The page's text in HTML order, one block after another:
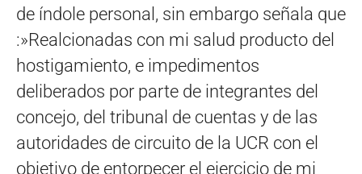
de índole personal, sin embargo señala que
:»Realcionadas con mi salud producto del
hostigamiento, e impedimentos
deliberados por parte de integrantes del
concejo, del tribunal de cuentas y de las
autoridades de circuito de la UCR con el
objetivo de entorpecer el ejercicio de mi